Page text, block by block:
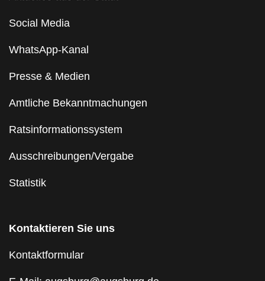
Social Media
WhatsApp-Kanal
Presse & Medien
Amtliche Bekanntmachungen
Ratsinformationssystem
Ausschreibungen/Vergabe
Statistik
Kontaktieren Sie uns
Kontaktformular